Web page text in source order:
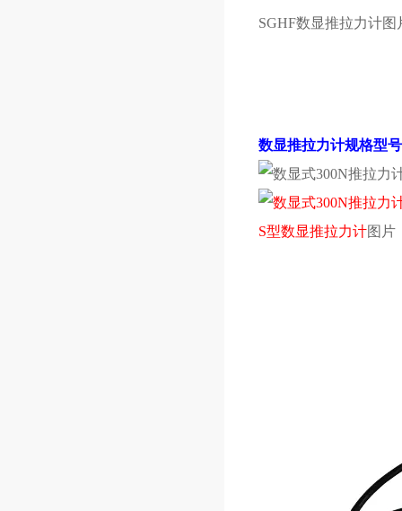
SGHF数显推拉力计图
数显推拉力计规格型号
S型数显推拉力计图片